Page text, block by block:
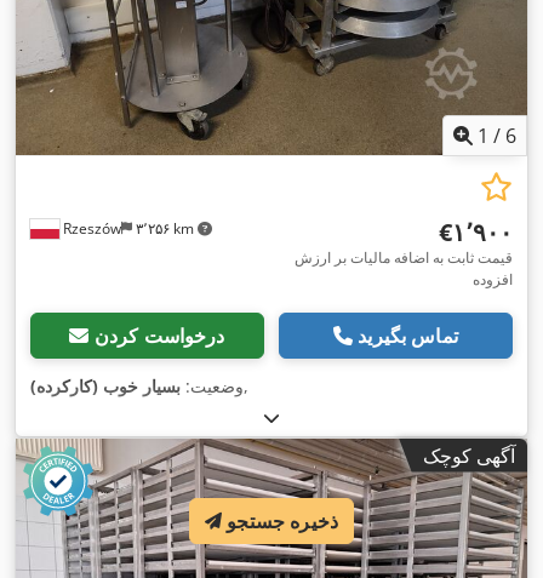
1 / 6
Rzeszów ۳٬۲۵۶ km ‎€۱٬۹۰۰
قیمت ثابت به اضافه مالیات بر ارزش
افزوده
درخواست کردن تماس بگیرید
وضعیت: بسیار خوب (کارکرده) ,
آگهی کوچک
ذخیره جستجو